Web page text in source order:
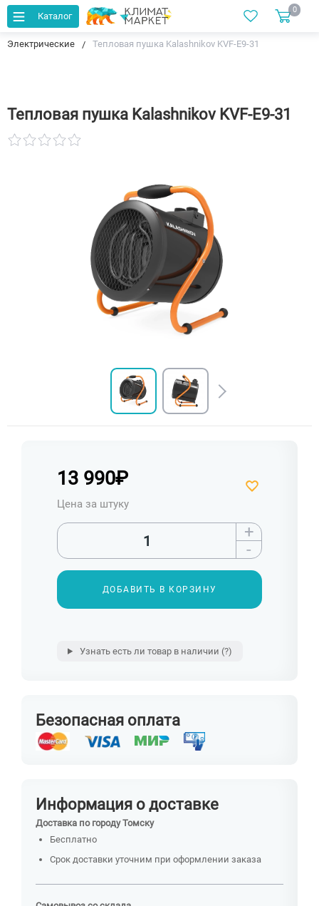
Каталог
0
Главная Каталог
Тепловые пушки и тепловентиляторы
Электрические
Тепловая пушка Kalashnikov KVF-E9-31
Тепловая пушка Kalashnikov KVF-E9-31
13 990₽
Цена за штуку
+
-
ДОБАВИТЬ В КОРЗИНУ
Узнать есть ли товар в наличии (?)
Безопасная оплата
Информация о доставке
Доставка по городу Томску
Бесплатно
Срок доставки уточним при оформлении заказа